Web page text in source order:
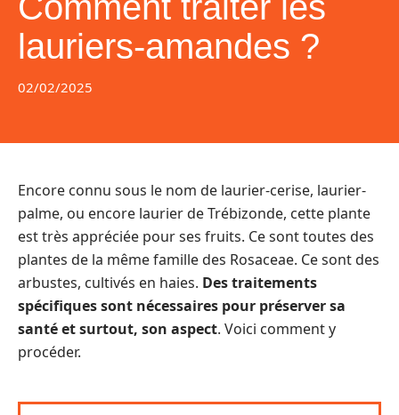
lauriers-amandes ?
02/02/2025
Encore connu sous le nom de laurier-cerise, laurier-
palme, ou encore laurier de Trébizonde, cette plante
est très appréciée pour ses fruits. Ce sont toutes des
plantes de la même famille des Rosaceae. Ce sont des
arbustes, cultivés en haies. Des traitements
spécifiques sont nécessaires pour préserver sa
santé et surtout, son aspect. Voici comment y
procéder.